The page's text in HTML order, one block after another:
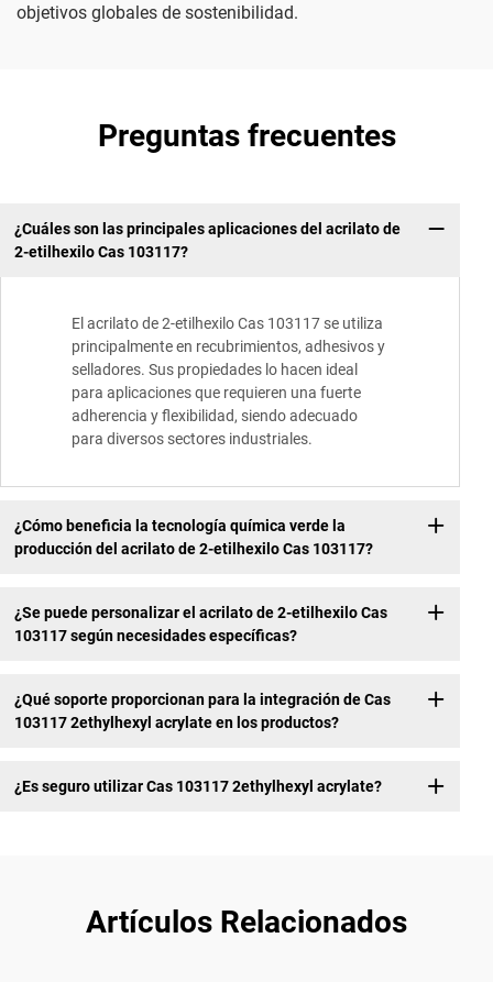
objetivos globales de sostenibilidad.
Preguntas frecuentes
¿Cuáles son las principales aplicaciones del acrilato de
2-etilhexilo Cas 103117?
El acrilato de 2-etilhexilo Cas 103117 se utiliza
principalmente en recubrimientos, adhesivos y
selladores. Sus propiedades lo hacen ideal
para aplicaciones que requieren una fuerte
adherencia y flexibilidad, siendo adecuado
para diversos sectores industriales.
¿Cómo beneficia la tecnología química verde la
producción del acrilato de 2-etilhexilo Cas 103117?
¿Se puede personalizar el acrilato de 2-etilhexilo Cas
103117 según necesidades específicas?
¿Qué soporte proporcionan para la integración de Cas
103117 2ethylhexyl acrylate en los productos?
¿Es seguro utilizar Cas 103117 2ethylhexyl acrylate?
Artículos Relacionados